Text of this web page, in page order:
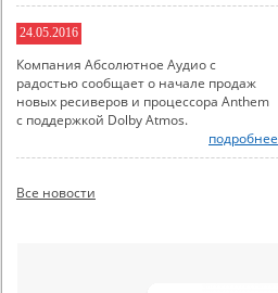
24.05.2016
Компания Абсолютное Аудио с
радостью сообщает о начале продаж
новых ресиверов и процессора Anthem
с поддержкой Dolby Atmos.
подробнее
Все новости